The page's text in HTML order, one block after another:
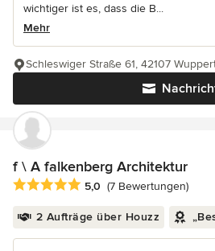
wichtiger ist es, dass die B...
Mehr
Schleswiger Straße 61, 42107
f \ A falkenberg Architektur
Durchschnittliche Bewertung: 5 von
5,0 (7 Bewertungen)
2 Aufträge über Houzz